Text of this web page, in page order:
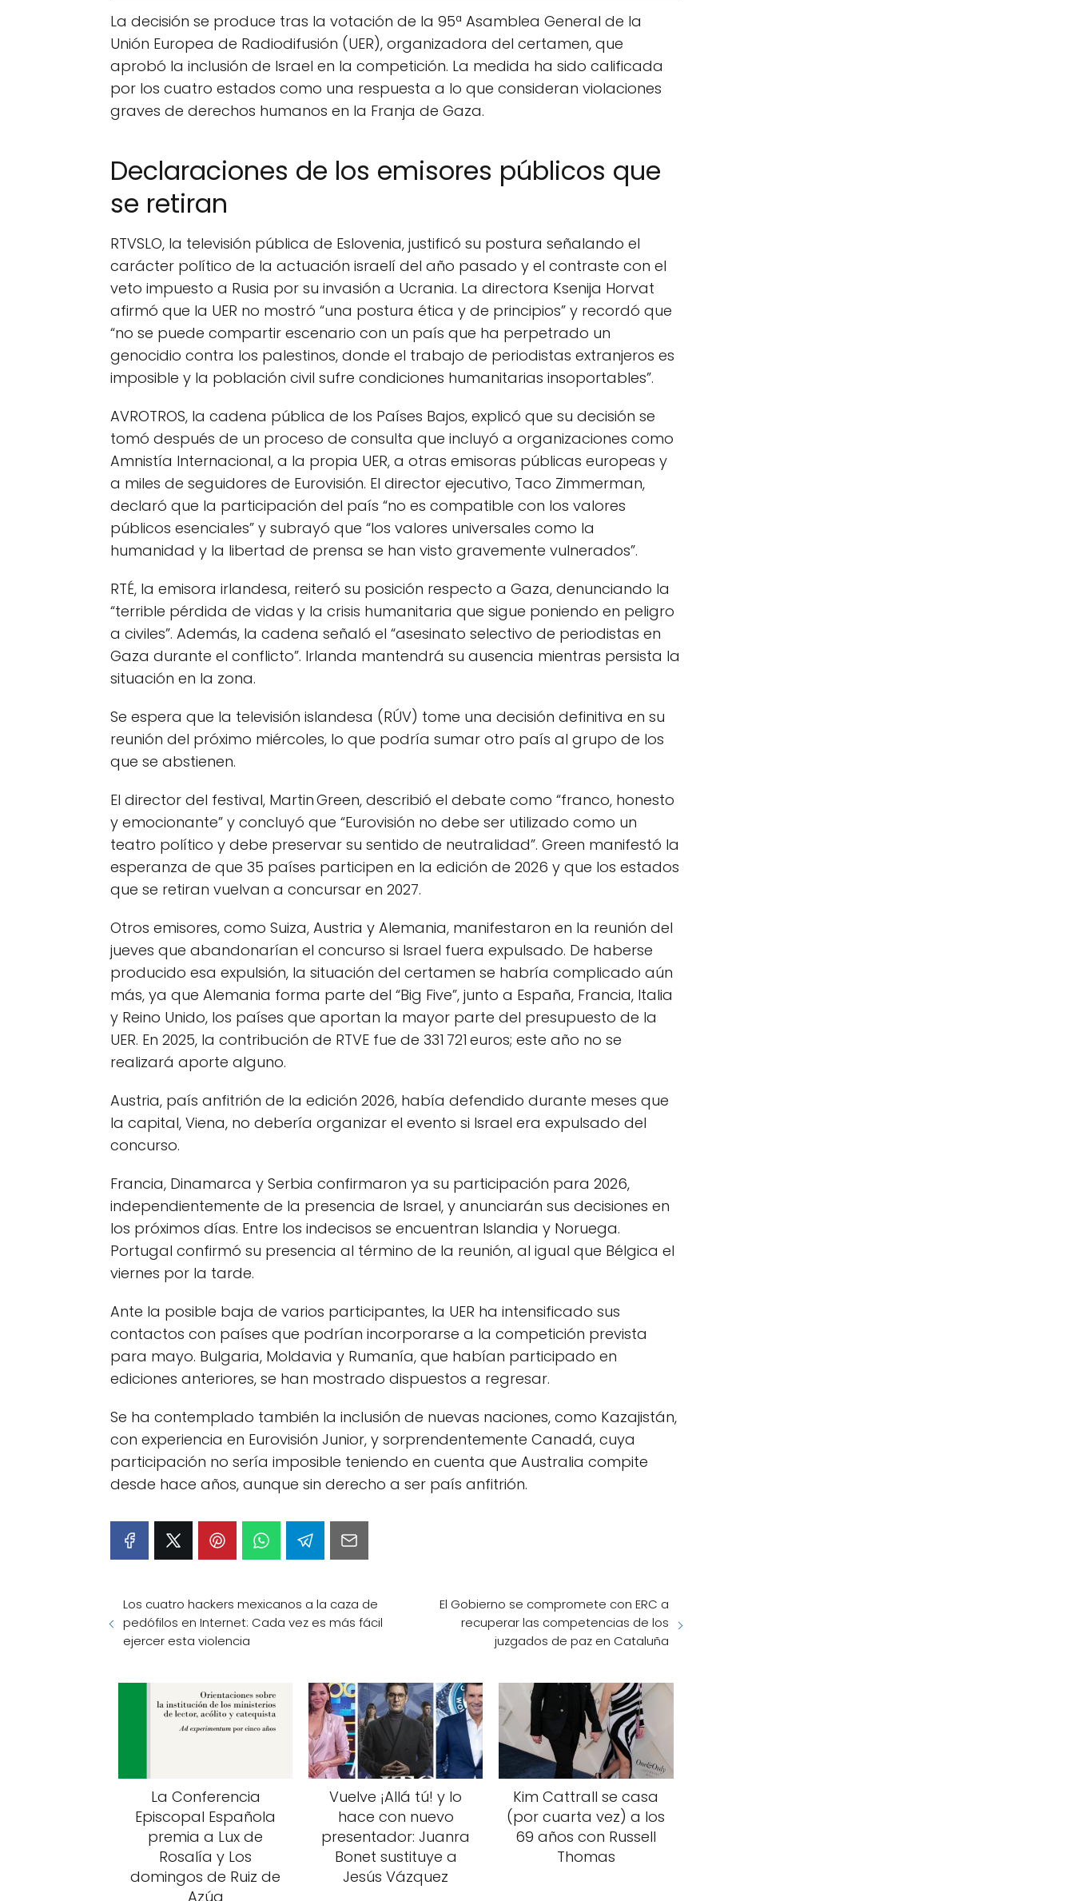
La decisión se produce tras la votación de la 95ª Asamblea General de la
Unión Europea de Radiodifusión (UER), organizadora del certamen, que
aprobó la inclusión de Israel en la competición. La medida ha sido calificada
por los cuatro estados como una respuesta a lo que consideran violaciones
graves de derechos humanos en la Franja de Gaza.
Declaraciones de los emisores públicos que
se retiran
RTVSLO, la televisión pública de Eslovenia, justificó su postura señalando el
carácter político de la actuación israelí del año pasado y el contraste con el
veto impuesto a Rusia por su invasión a Ucrania. La directora Ksenija Horvat
afirmó que la UER no mostró “una postura ética y de principios” y recordó que
“no se puede compartir escenario con un país que ha perpetrado un
genocidio contra los palestinos, donde el trabajo de periodistas extranjeros es
imposible y la población civil sufre condiciones humanitarias insoportables”.
AVROTROS, la cadena pública de los Países Bajos, explicó que su decisión se
tomó después de un proceso de consulta que incluyó a organizaciones como
Amnistía Internacional, a la propia UER, a otras emisoras públicas europeas y
a miles de seguidores de Eurovisión. El director ejecutivo, Taco Zimmerman,
declaró que la participación del país “no es compatible con los valores
públicos esenciales” y subrayó que “los valores universales como la
humanidad y la libertad de prensa se han visto gravemente vulnerados”.
RTÉ, la emisora irlandesa, reiteró su posición respecto a Gaza, denunciando la
“terrible pérdida de vidas y la crisis humanitaria que sigue poniendo en peligro
a civiles”. Además, la cadena señaló el “asesinato selectivo de periodistas en
Gaza durante el conflicto”. Irlanda mantendrá su ausencia mientras persista la
situación en la zona.
Se espera que la televisión islandesa (RÚV) tome una decisión definitiva en su
reunión del próximo miércoles, lo que podría sumar otro país al grupo de los
que se abstienen.
El director del festival, Martin Green, describió el debate como “franco, honesto
y emocionante” y concluyó que “Eurovisión no debe ser utilizado como un
teatro político y debe preservar su sentido de neutralidad”. Green manifestó la
esperanza de que 35 países participen en la edición de 2026 y que los estados
que se retiran vuelvan a concursar en 2027.
Otros emisores, como Suiza, Austria y Alemania, manifestaron en la reunión del
jueves que abandonarían el concurso si Israel fuera expulsado. De haberse
producido esa expulsión, la situación del certamen se habría complicado aún
más, ya que Alemania forma parte del “Big Five”, junto a España, Francia, Italia
y Reino Unido, los países que aportan la mayor parte del presupuesto de la
UER. En 2025, la contribución de RTVE fue de 331 721 euros; este año no se
realizará aporte alguno.
Austria, país anfitrión de la edición 2026, había defendido durante meses que
la capital, Viena, no debería organizar el evento si Israel era expulsado del
concurso.
Francia, Dinamarca y Serbia confirmaron ya su participación para 2026,
independientemente de la presencia de Israel, y anunciarán sus decisiones en
los próximos días. Entre los indecisos se encuentran Islandia y Noruega.
Portugal confirmó su presencia al término de la reunión, al igual que Bélgica el
viernes por la tarde.
Ante la posible baja de varios participantes, la UER ha intensificado sus
contactos con países que podrían incorporarse a la competición prevista
para mayo. Bulgaria, Moldavia y Rumanía, que habían participado en
ediciones anteriores, se han mostrado dispuestos a regresar.
Se ha contemplado también la inclusión de nuevas naciones, como Kazajistán,
con experiencia en Eurovisión Junior, y sorprendentemente Canadá, cuya
participación no sería imposible teniendo en cuenta que Australia compite
desde hace años, aunque sin derecho a ser país anfitrión.
Los cuatro hackers mexicanos a la caza de
pedófilos en Internet: Cada vez es más fácil
ejercer esta violencia
El Gobierno se compromete con ERC a
recuperar las competencias de los
juzgados de paz en Cataluña
La Conferencia
Episcopal Española
premia a Lux de
Rosalía y Los
domingos de Ruiz de
Azúa
Vuelve ¡Allá tú! y lo
hace con nuevo
presentador: Juanra
Bonet sustituye a
Jesús Vázquez
Kim Cattrall se casa
(por cuarta vez) a los
69 años con Russell
Thomas